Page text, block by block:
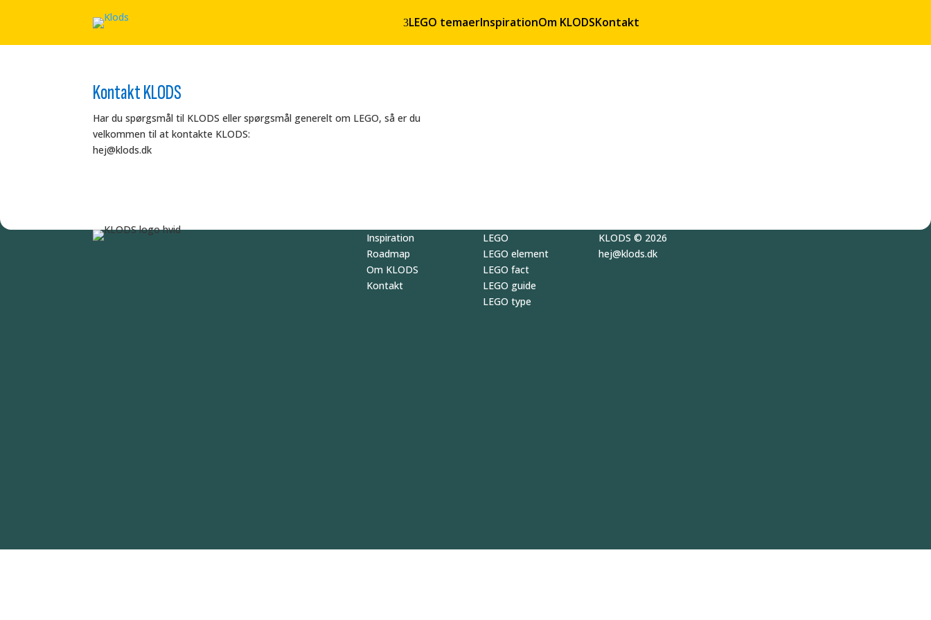
3LEGO temaerInspirationOm KLODSKontakt
Kontakt KLODS
Har du spørgsmål til KLODS eller spørgsmål generelt om LEGO, så er du
velkommen til at kontakte KLODS:
hej@klods.dk
Inspiration
Roadmap
Om KLODS
Kontakt
LEGO
LEGO element
LEGO fact
LEGO guide
LEGO type
KLODS© 2026
hej@klods.dk